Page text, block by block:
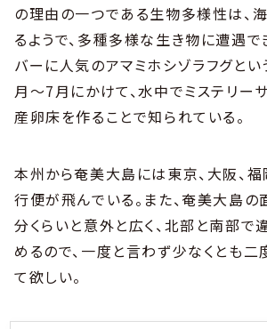
の理由の一つである生物多様性は、
るようで、多種多様な生き物に遭遇で
バーに人気のアマミホシゾラフグとい
月〜7月にかけて、水中でミステリー
産卵床を作ることで知られている。
本州から奄美大島には東京、大阪、福
行便が飛んでいる。また、奄美大島
分くらいと意外と広く、北部と南部で
めるので、一度と言わず少なくとも
て欲しい。